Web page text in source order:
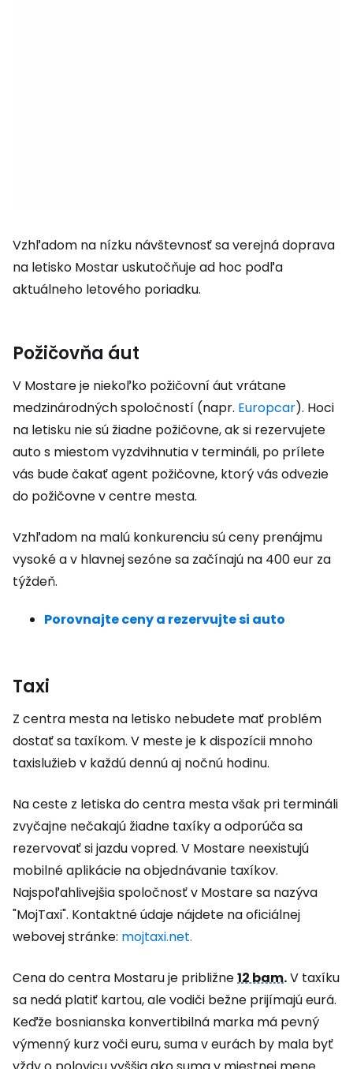
Vzhľadom na nízku návštevnosť sa verejná doprava
na letisko Mostar uskutočňuje ad hoc podľa
aktuálneho letového poriadku.
Požičovňa áut
V Mostare je niekoľko požičovní áut vrátane
medzinárodných spoločností (napr. Europcar). Hoci
na letisku nie sú žiadne požičovne, ak si rezervujete
auto s miestom vyzdvihnutia v termináli, po prílete
vás bude čakať agent požičovne, ktorý vás odvezie
do požičovne v centre mesta.
Vzhľadom na malú konkurenciu sú ceny prenájmu
vysoké a v hlavnej sezóne sa začínajú na 400 eur za
týždeň.
Porovnajte ceny a rezervujte si auto
Taxi
Z centra mesta na letisko nebudete mať problém
dostať sa taxíkom. V meste je k dispozícii mnoho
taxislužieb v každú dennú aj nočnú hodinu.
Na ceste z letiska do centra mesta však pri termináli
zvyčajne nečakajú žiadne taxíky a odporúča sa
rezervovať si jazdu vopred. V Mostare neexistujú
mobilné aplikácie na objednávanie taxíkov.
Najspoľahlivejšia spoločnosť v Mostare sa nazýva
"MojTaxi". Kontaktné údaje nájdete na oficiálnej
webovej stránke: mojtaxi.net.
Cena do centra Mostaru je približne12 bam.V taxíku
sa nedá platiť kartou, ale vodiči bežne prijímajú eurá.
Keďže bosnianska konvertibilná marka má pevný
výmenný kurz voči euru, suma v eurách by mala byť